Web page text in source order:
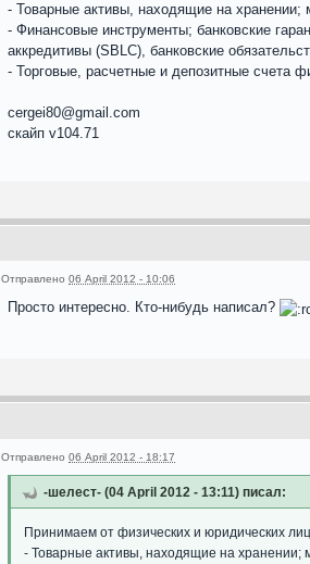
- Товарные активы, находящие на хранении;
- Финансовые инструменты; банковские
аккредитивы (SBLC), банковские
- Торговые, расчетные и депозитные счета
cergei80@gmail.com
скайп v104.71
Отправлено 06 April 2012 - 10:06
Просто интересно. Кто-нибудь написал?
Отправлено 06 April 2012 - 18:17
-шелест- (04 April 2012 - 13:11) писал:
Принимаем от физических и юридических
- Товарные активы, находящие на хранении;